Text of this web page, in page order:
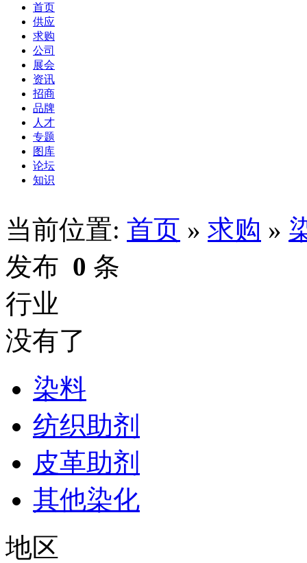
首页
供应
求购
公司
展会
资讯
招商
品牌
人才
专题
图库
论坛
知识
当前位置: 首页 » 求购 »
发布 0 条
行业
没有了
染料
纺织助剂
皮革助剂
其他染化
地区